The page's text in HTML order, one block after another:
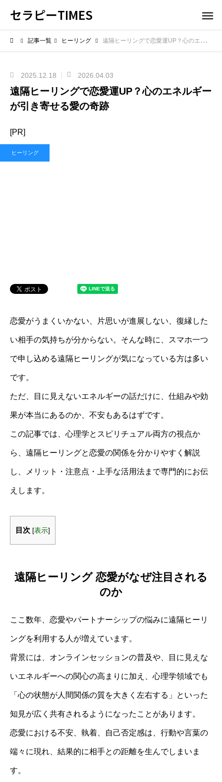
セラピーTIMES
記事一覧 ヒーリング 遠隔ヒーリングで恋愛運UP？心のエネルギーが引き寄せる愛の奇跡
2025.12.18 2026.04.03
遠隔ヒーリングで恋愛運UP？心のエネルギー
が引き寄せる愛の奇跡
[PR]
ヒーリング
恋愛がうまくいかない、片思いが進展しない、復縁した
い相手の気持ちが分からない。そんな時に、スマホ一つ
で申し込める遠隔ヒーリングが気になっている方は多い
です。
ただ、目に見えないエネルギーの話だけに、仕組みや効
果が本当にあるのか、不安もあるはずです。
この記事では、心理学とスピリチュアル両方の視点か
ら、遠隔ヒーリングと恋愛の関係を分かりやすく解説
し、メリット・注意点・上手な活用法まで専門的にお伝
えします。
目次 [表示]
遠隔ヒーリング 恋愛がなぜ注目される
のか
ここ数年、恋愛やパートナーシップの悩みに遠隔ヒーリ
ングを利用する人が増えています。
背景には、オンラインセッションの普及や、目に見えな
いエネルギーへの関心の高まりに加え、心理学領域でも
「心の状態が人間関係の質を大きく左右する」といった
知見が広く共有されるようになったことがあります。
恋愛における不安、執着、自己否定感は、行動や言葉の
端々に現れ、結果的に相手との距離を生んでしまいま
す。